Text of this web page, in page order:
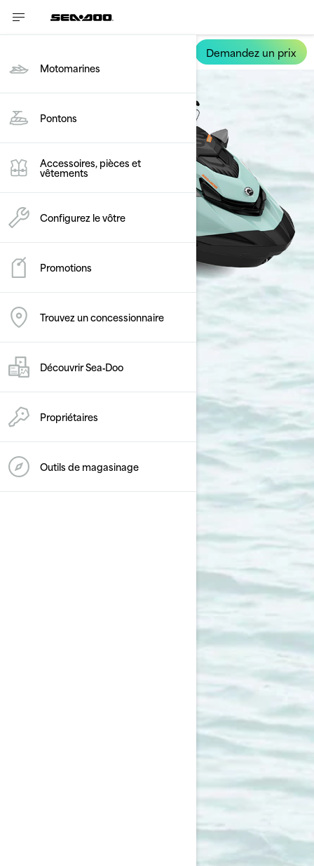
Motomarines
Pontons
Accessoires, pièces et
vêtements
Configurez le vôtre
Promotions
Trouvez un concessionnaire
Découvrir Sea‑Doo
Propriétaires
Outils de magasinage
Demandez un prix